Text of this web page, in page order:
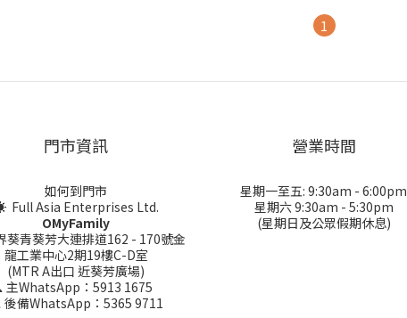
1
門市資訊
如何到門市
Full Asia Enterprises Ltd.
OMyFamily
葵青葵芳大連排道162 - 170號金
龍工業中心2期19樓C-D室
(MTR A出口 近葵芳廣場)
主WhatsApp：5913 1675
後備WhatsApp：5365 9711
營業時間
星期一至五: 9:30am - 6:00pm
星期六 9:30am - 5:30pm
(星期日及公眾假期休息)